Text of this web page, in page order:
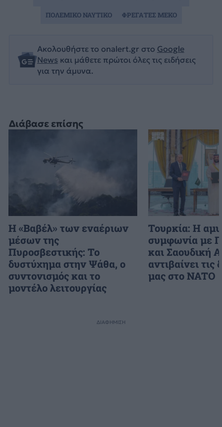
Διάβασε επίσης
H «Βαβέλ» των εναέριων
μέσων της
Πυροσβεστικής: Το
δυστύχημα στην Ψάθα, ο
συντονισμός και το
μοντέλο λειτουργίας
Τουρκία: Η
συμφωνία με
και Σαουδική
αντιβαίνει τις
μας στο NATO
Ακολουθήστε το onalert.gr στο Google
News και μάθετε πρώτοι όλες τις ειδήσεις
για την άμυνα.
ΠΟΛΕΜΙΚΟ ΝΑΥΤΙΚΟ
ΦΡΕΓΑΤΕΣ MEKO
ΔΙΑΦΗΜΙΣΗ